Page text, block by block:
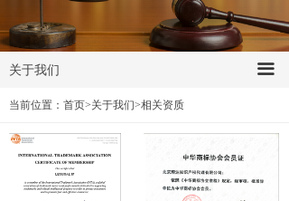
国际业务
诉讼服务
案例节选
新闻资讯
关于我们 끀
当前位置：首页>关于我们>相关资质